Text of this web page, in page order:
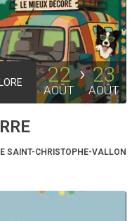
22
AOÛT
23
AOÛT
SAINT-CHRISTOPHE-VALLON